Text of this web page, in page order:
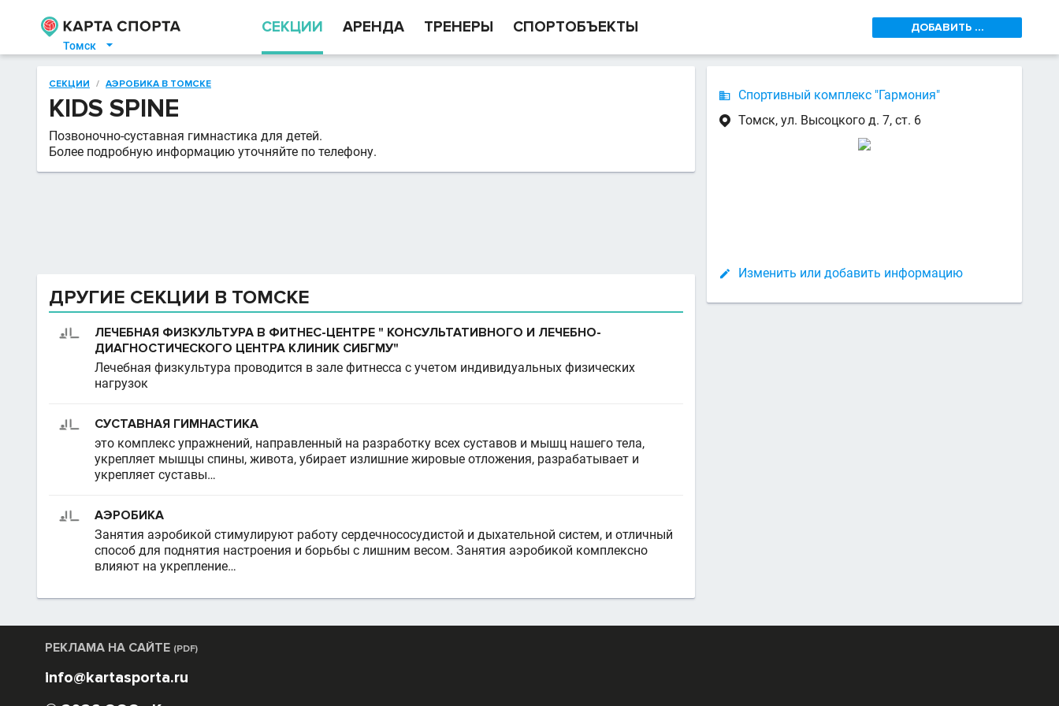
Томск 
СЕКЦИИ АРЕНДА ТРЕНЕРЫ СПОРТОБЪЕКТЫ ДОБАВИТЬ ...
СЕКЦИИ / АЭРОБИКА В ТОМСКЕ
KIDS SPINE
Позвоночно-суставная гимнастика для детей.
Более подробную информацию уточняйте по телефону.
ДРУГИЕ СЕКЦИИ В ТОМСКЕ
ЛЕЧЕБНАЯ ФИЗКУЛЬТУРА В ФИТНЕС-ЦЕНТРЕ " КОНСУЛЬТАТИВНОГО И ЛЕЧЕБНО-
ДИАГНОСТИЧЕСКОГО ЦЕНТРА КЛИНИК СИБГМУ"
Лечебная физкультура проводится в зале фитнесса с учетом индивидуальных физических
нагрузок
СУСТАВНАЯ ГИМНАСТИКА
это комплекс упражнений, направленный на разработку всех суставов и мышц нашего тела,
укрепляет мышцы спины, живота, убирает излишние жировые отложения, разрабатывает и
укрепляет суставы…
АЭРОБИКА
Занятия аэробикой стимулируют работу сердечнососудистой и дыхательной систем, и отличный
способ для поднятия настроения и борьбы с лишним весом. Занятия аэробикой комплексно
влияют на укрепление…
 Спортивный комплекс "Гармония"
 Томск, ул. Высоцкого д. 7, ст. 6
 Изменить или добавить информацию
РЕКЛАМА НА САЙТЕ (PDF)
info@kartasporta.ru